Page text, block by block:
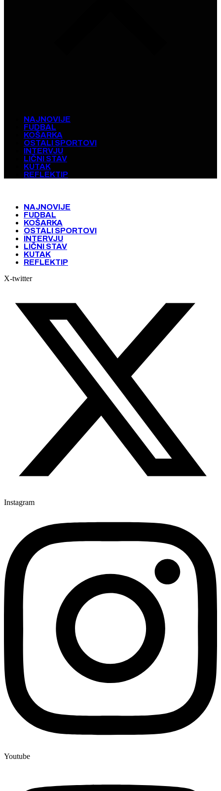
NAJNOVIJE
FUDBAL
KOŠARKA
OSTALI SPORTOVI
INTERVJU
LIČNI STAV
KUTAK
REFLEKTIP
NAJNOVIJE
FUDBAL
KOŠARKA
OSTALI SPORTOVI
INTERVJU
LIČNI STAV
KUTAK
REFLEKTIP
X-twitter
Instagram
Youtube